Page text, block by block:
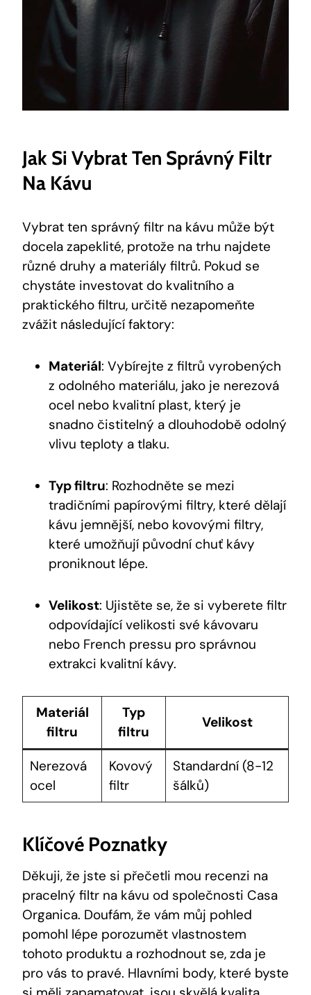
Jak Si Vybrat Ten Správný Filtr
Na Kávu
Vybrat ten správný filtr na kávu může být
docela zapeklité, protože na trhu najdete
různé druhy a materiály filtrů. Pokud se
chystáte investovat do kvalitního a
praktického filtru, určitě nezapomeňte
zvážit následující faktory:
Materiál: Vybírejte z filtrů vyrobených
z odolného materiálu, jako je nerezová
ocel nebo kvalitní plast, který je
snadno čistitelný a dlouhodobě odolný
vlivu teploty a tlaku.
Typ filtru: Rozhodněte se mezi
tradičními papírovými filtry, které dělají
kávu jemnější, nebo kovovými filtry,
které umožňují původní chuť kávy
proniknout lépe.
Velikost: Ujistěte se, že si vyberete filtr
odpovídající velikosti své kávovaru
nebo French pressu pro správnou
extrakci kvalitní kávy.
Materiál
filtru
Typ
filtru
Velikost
Nerezová
ocel
Kovový
filtr
Standardní (8-12
šálků)
Klíčové Poznatky
Děkuji, že jste si přečetli mou recenzi na
pracelný filtr na kávu od společnosti Casa
Organica. Doufám, že vám můj pohled
pomohl lépe porozumět vlastnostem
tohoto produktu a rozhodnout se, zda je
pro vás to pravé. Hlavními body, které byste